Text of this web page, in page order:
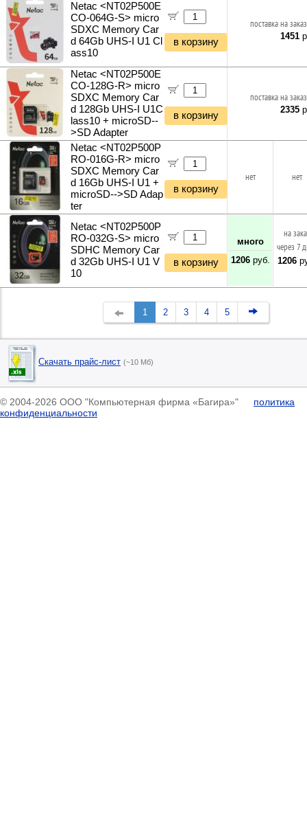
Netac <NT02P500E
CO-064G-S> micro
SDXC Memory Car
d 64Gb UHS-I U1 Cl
ass10
в корзину
поставка на
1451
Netac <NT02P500E
CO-128G-R> micro
SDXC Memory Car
d 128Gb UHS-I U1C
lass10 + microSD--
>SD Adapter
в корзину
поставка на
2335
Netac <NT02P500P
RO-016G-R> micro
SDXC Memory Car
d 16Gb UHS-I U1 +
microSD-->SD Adap
ter
в корзину
нет нет
Netac <NT02P500P
RO-032G-S> micro
SDHC Memory Car
d 32Gb UHS-I U1 V
10
в корзину
много
1206руб.
на
через 7
1206
1 2 3 4 5
Скачать прайс-лист (~10 Мб)
© 2004-2026 ООО "Компьютерная фирма «Багира»" политика
конфиденциальности